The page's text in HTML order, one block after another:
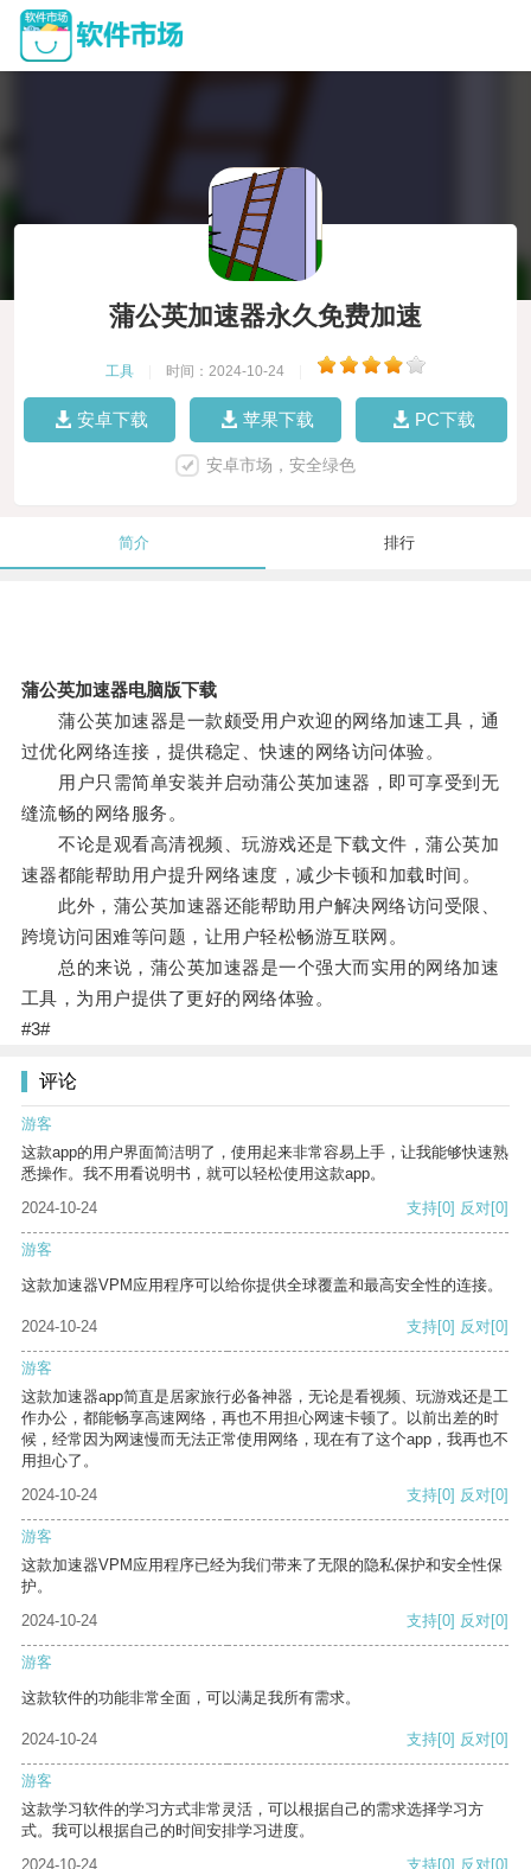
蒲公英加速器永久免费加速
工具 时间：2024-10-24
安卓下载 苹果下载 PC下载
安卓市场，安全绿色
简介 排行
蒲公英加速器电脑版下载
蒲公英加速器是一款颇受用户欢迎的网络加速工具，通
过优化网络连接，提供稳定、快速的网络访问体验。
用户只需简单安装并启动蒲公英加速器，即可享受到无
缝流畅的网络服务。
不论是观看高清视频、玩游戏还是下载文件，蒲公英加
速器都能帮助用户提升网络速度，减少卡顿和加载时间。
此外，蒲公英加速器还能帮助用户解决网络访问受限、
跨境访问困难等问题，让用户轻松畅游互联网。
总的来说，蒲公英加速器是一个强大而实用的网络加速
工具，为用户提供了更好的网络体验。
#3#
评论
游客
这款app的用户界面简洁明了，使用起来非常容易上手，让我能够快速熟
悉操作。我不用看说明书，就可以轻松使用这款app。
2024-10-24
支持[0] 反对[0]
游客
这款加速器VPM应用程序可以给你提供全球覆盖和最高安全性的连接。
2024-10-24 支持[0] 反对[0]
游客
这款加速器app简直是居家旅行必备神器，无论是看视频、玩游戏还是工
作办公，都能畅享高速网络，再也不用担心网速卡顿了。以前出差的时
候，经常因为网速慢而无法正常使用网络，现在有了这个app，我再也不
用担心了。
2024-10-24
支持[0] 反对[0]
游客
这款加速器VPM应用程序已经为我们带来了无限的隐私保护和安全性保
护。
2024-10-24
支持[0] 反对[0]
游客
这款软件的功能非常全面，可以满足我所有需求。
2024-10-24 支持[0] 反对[0]
游客
这款学习软件的学习方式非常灵活，可以根据自己的需求选择学习方
式。我可以根据自己的时间安排学习进度。
2024-10-24
支持[0] 反对[0]